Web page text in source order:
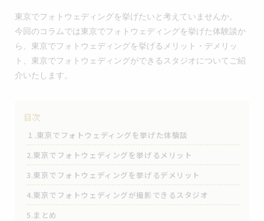
東京でフォトウェディングを挙げたいと考えていませんか。
今回のコラムでは東京でフォトウェディングを挙げた体験談か
ら、東京でフォトウェディングを挙げるメリット・デメリッ
ト、東京でフォトウェディングができるスタジオについてご紹
介いたします。
目次
１.東京でフォトウェディングを挙げた体験談
2.東京でフォトウェディングを挙げるメリット
3.東京でフォトウェディングを挙げるデメリット
4.東京でフォトウェディングが撮影できるスタジオ
5.まとめ